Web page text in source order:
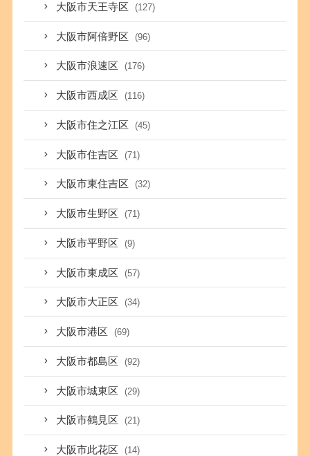
大阪市天王寺区 (127)
大阪市阿倍野区 (96)
大阪市浪速区 (176)
大阪市西成区 (116)
大阪市住之江区 (45)
大阪市住吉区 (71)
大阪市東住吉区 (32)
大阪市生野区 (71)
大阪市平野区 (9)
大阪市東成区 (57)
大阪市大正区 (34)
大阪市港区 (69)
大阪市都島区 (92)
大阪市城東区 (29)
大阪市鶴見区 (21)
大阪市此花区 (14)